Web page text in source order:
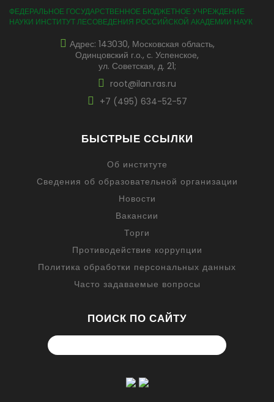
ФЕДЕРАЛЬНОЕ ГОСУДАРСТВЕННОЕ БЮДЖЕТНОЕ УЧРЕЖДЕНИЕ
НАУКИ ИНСТИТУТ ЛЕСОВЕДЕНИЯ РОССИЙСКОЙ АКАДЕМИИ НАУК
Адрес: 14З0З0, Московская область,
Одинцовский г.о., с. Успенское,
ул. Советская, д. 21;
root@ilan.ras.ru
+7 (495) 634-52-57
БЫСТРЫЕ ССЫЛКИ
Об институте
Сведения об образовательной организации
Новости
Вакансии
Торги
Противодействие коррупции
Политика обработки персональных данных
Часто задаваемые вопросы
ПОИСК ПО САЙТУ